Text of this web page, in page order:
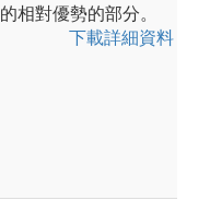
的相對優勢的部分。
下載詳細資料